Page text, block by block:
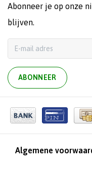
Abonneer je op onze
blijven.
ABONNEER
Algemene